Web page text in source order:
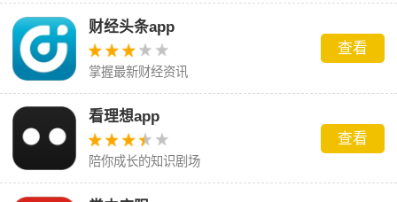
财经头条app
掌握最新财经资讯
查看
看理想app
陪你成长的知识剧场
查看